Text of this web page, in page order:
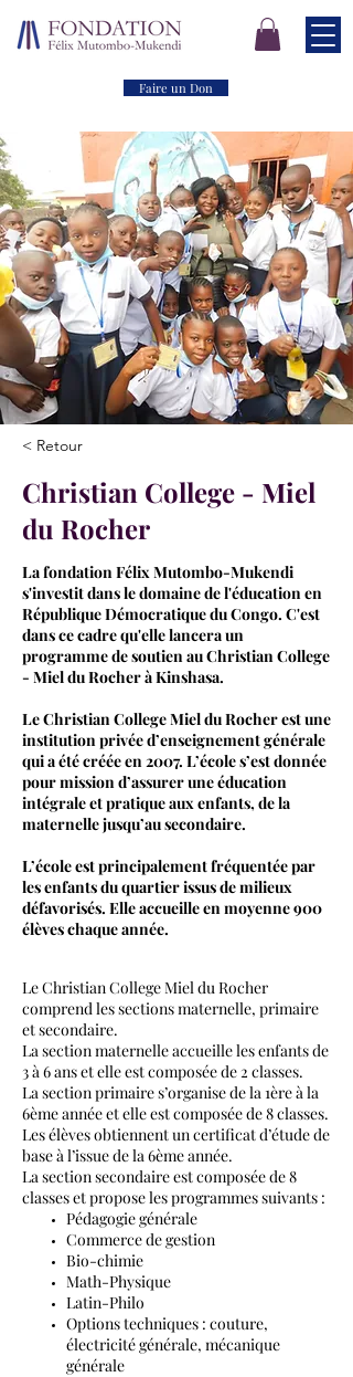
Faire un Don
< Retour
Christian College - Miel
du Rocher
La fondation Félix Mutombo-Mukendi
s'investit dans le domaine de l'éducation en
République Démocratique du Congo. C'est
dans ce cadre qu'elle lancera un
programme de soutien au Christian College
- Miel du Rocher à Kinshasa.
Le Christian College Miel du Rocher est une
institution privée d’enseignement générale
qui a été créée en 2007. L’école s’est donnée
pour mission d’assurer une éducation
intégrale et pratique aux enfants, de la
maternelle jusqu’au secondaire.
L’école est principalement fréquentée par
les enfants du quartier issus de milieux
défavorisés. Elle accueille en moyenne 900
élèves chaque année.
Le Christian College Miel du Rocher
comprend les sections maternelle, primaire
et secondaire.
La section maternelle accueille les enfants de
3 à 6 ans et elle est composée de 2 classes.
La section primaire s’organise de la 1ère à la
6ème année et elle est composée de 8 classes.
Les élèves obtiennent un certificat d’étude de
base à l’issue de la 6ème année.
La section secondaire est composée de 8
classes et propose les programmes suivants :
Pédagogie générale
Commerce de gestion
Bio-chimie
Math-Physique
Latin-Philo
Options techniques : couture,
électricité générale, mécanique
générale